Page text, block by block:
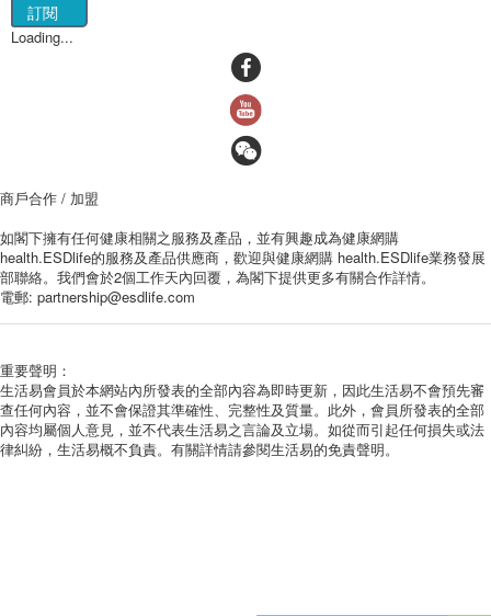
訂閱
Loading...
商戶合作 / 加盟
如閣下擁有任何健康相關之服務及產品，並有興趣成為健康網購
health.ESDlife的服務及產品供應商，歡迎與健康網購 health.ESDlife業務發展
部聯絡。我們會於2個工作天內回覆，為閣下提供更多有關合作詳情。
電郵: partnership@esdlife.com
重要聲明：
生活易會員於本網站內所發表的全部內容為即時更新，因此生活易不會預先審
查任何內容，並不會保證其準確性、完整性及質量。此外，會員所發表的全部
內容均屬個人意見，並不代表生活易之言論及立場。如從而引起任何損失或法
律糾紛，生活易概不負責。有關詳情請參閱生活易的免責聲明。